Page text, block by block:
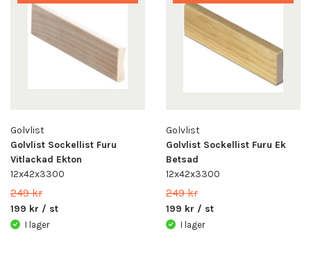
Golvlist
Golvlist Sockellist Furu
Vitlackad Ekton
12x42x3300
249 kr
199 kr / st
I lager
Golvlist
Golvlist Sockellist Furu Ek
Betsad
12x42x3300
249 kr
199 kr / st
I lager